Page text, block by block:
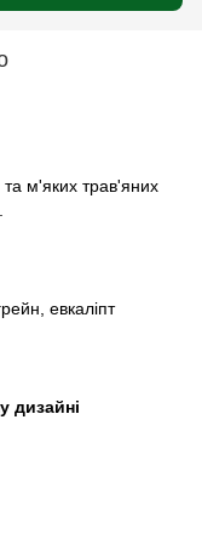
м'яких трав'яних
евкаліпт
дизайні